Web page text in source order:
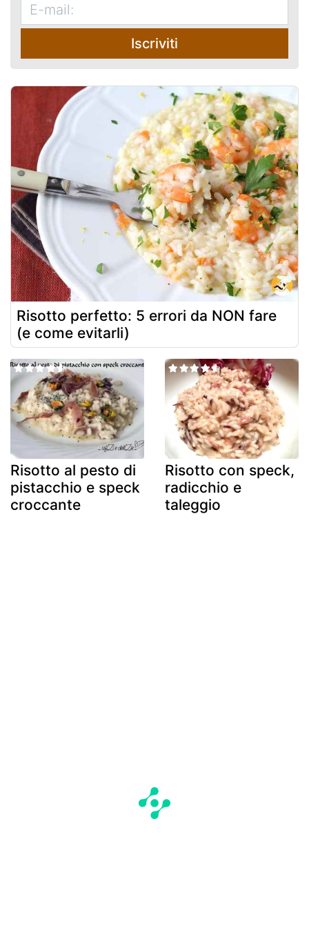
Iscriviti
Risotto perfetto: 5 errori da NON fare
(e come evitarli)
Risotto al pesto di
pistacchio e speck
croccante
Risotto con speck,
radicchio e
taleggio